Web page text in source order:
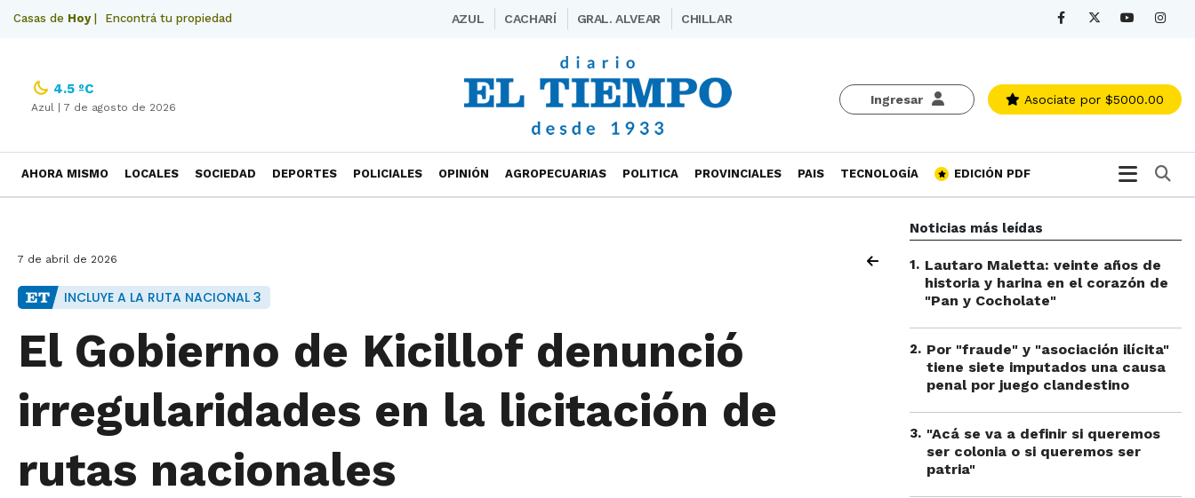
Casas de Hoy| Encontrá tu propiedad AZUL CACHARÍ GRAL. ALVEAR CHILLAR
Ingresar Asociate por $5000.00
4.5 ºC
Azul | 7 de agosto de 2026
AHORA MISMO LOCALES SOCIEDAD DEPORTES POLICIALES OPINIÓN AGROPECUARIAS POLITICA PROVINCIALES PAIS TECNOLOGÍA EDICIÓN PDF
7 de abril de 2026
INCLUYE A LA RUTA NACIONAL 3
El Gobierno de Kicillof denunció
irregularidades en la licitación de
rutas nacionales
Noticias más leídas
1. Lautaro Maletta: veinte años de
historia y harina en el corazón de
"Pan y Cocholate"
2. Por "fraude" y "asociación ilícita"
tiene siete imputados una causa
penal por juego clandestino
3. "Acá se va a definir si queremos
ser colonia o si queremos ser
patria"